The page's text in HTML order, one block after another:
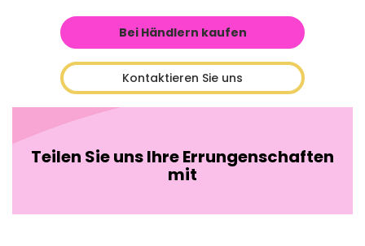
Bei Händlern kaufen
Kontaktieren Sie uns
Teilen Sie uns Ihre Errungenschaften
mit